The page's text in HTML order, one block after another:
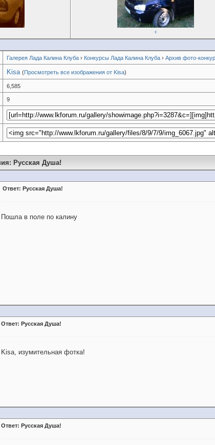
‹
Галерея Лада Калина Клуба › Конкурсы Лада Калина Клуба › Архив фото-
Kisa (Просмотреть все изображения от Kisa)
6,585
9
Русская Душа!
Ответ: Русская Душа!
Пошла в поле по калину
Ответ: Русская Душа!
Kisa, изумительная фотка!
Ответ: Русская Душа!